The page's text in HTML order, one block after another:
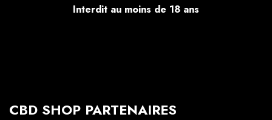
Interdit au moins de 18 ans
CBD SHOP PARTENAIRES